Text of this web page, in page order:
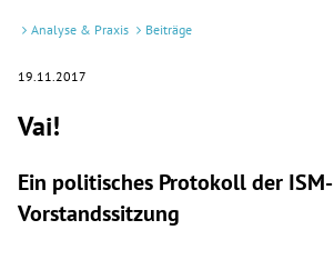
Podcast
Veranstaltungen
ISM
Analyse & Praxis Beiträge
19.11.2017
Vai!
Ein politisches Protokoll der ISM-
Vorstandssitzung